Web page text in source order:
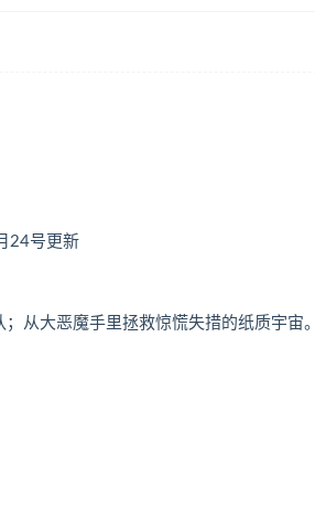
24号更新
从大恶魔手里拯救惊慌失措的纸质宇宙。